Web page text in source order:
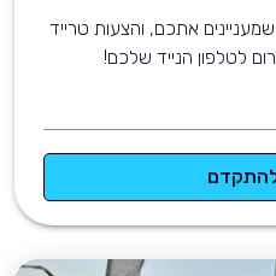
אתכם, והצעות טרייד
לטלפון הנייד שלכם!